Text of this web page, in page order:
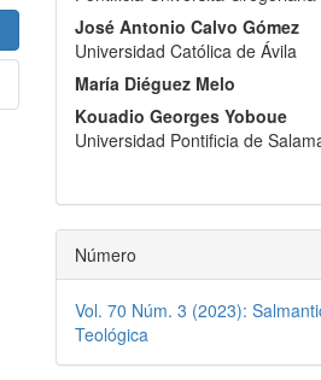
José Antonio Calvo Gómez
Universidad Católica de Ávila
María Diéguez Melo
Kouadio Georges Yoboue
Universidad Pontificia de
Número
Vol. 70 Núm. 3 (2023):
Teológica